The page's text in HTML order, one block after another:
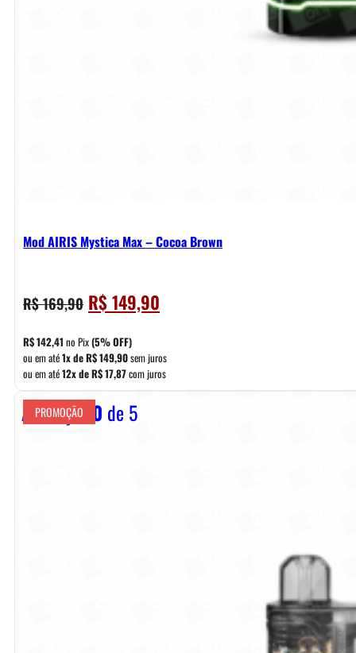
Mod AIRIS Mystica Max – Cocoa Brown
R$169,90 O
preço
original
era:
R$ 169,90.
R$149,90
preço
é:
R$ 149,90.
R$142,41 no Pix(5% OFF)
ou em até1x deR$149,90sem juros
ou em até12x deR$17,87com juros
Avaliação 0 de 5
PROMOÇÃO